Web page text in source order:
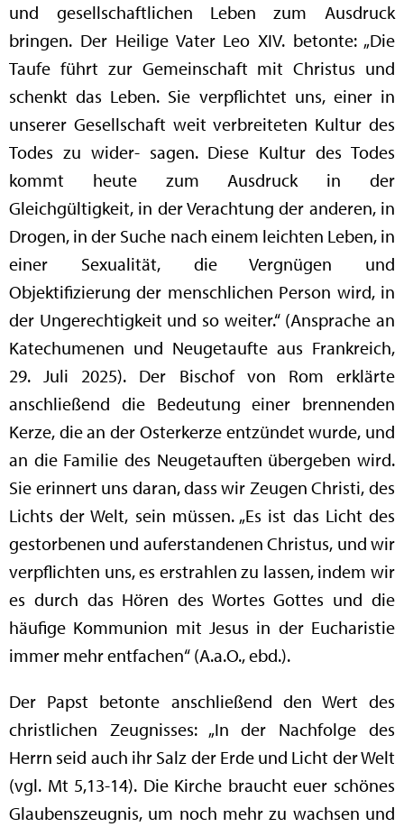
und gesellschaftlichen Leben zum Ausdruck
bringen. Der Heilige Vater Leo XIV. betonte: „Die
Taufe führt zur Gemeinschaft mit Christus und
schenkt das Leben. Sie verpflichtet uns, einer in
unserer Gesellschaft weit verbreiteten Kultur des
Todes zu wider- sagen. Diese Kultur des Todes
kommt heute zum Ausdruck in der
Gleichgültigkeit, in der Verachtung der anderen, in
Drogen, in der Suche nach einem leichten Leben, in
einer Sexualität, die Vergnügen und
Objektifizierung der menschlichen Person wird, in
der Ungerechtigkeit und so weiter.“ (Ansprache an
Katechumenen und Neugetaufte aus Frankreich,
29. Juli 2025). Der Bischof von Rom erklärte
anschließend die Bedeutung einer brennenden
Kerze, die an der Osterkerze entzündet wurde, und
an die Familie des Neugetauften übergeben wird.
Sie erinnert uns daran, dass wir Zeugen Christi, des
Lichts der Welt, sein müssen. „Es ist das Licht des
gestorbenen und auferstandenen Christus, und wir
verpflichten uns, es erstrahlen zu lassen, indem wir
es durch das Hören des Wortes Gottes und die
häufige Kommunion mit Jesus in der Eucharistie
immer mehr entfachen“ (A.a.O., ebd.).
Der Papst betonte anschließend den Wert des
christlichen Zeugnisses: „In der Nachfolge des
Herrn seid auch ihr Salz der Erde und Licht der Welt
(vgl. Mt 5,13-14). Die Kirche braucht euer schönes
Glaubenszeugnis, um noch mehr zu wachsen und